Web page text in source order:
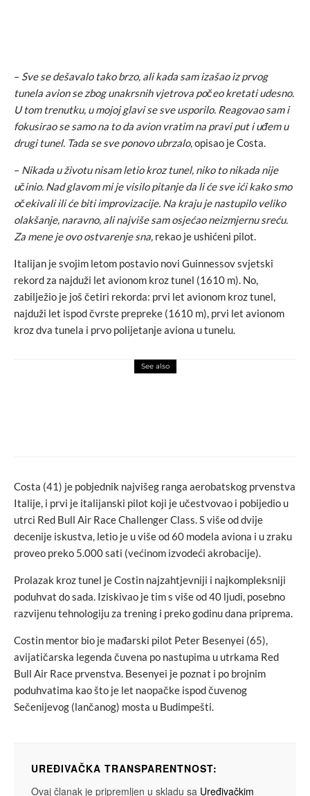
– Sve se dešavalo tako brzo, ali kada sam izašao iz prvog
tunela avion se zbog unakrsnih vjetrova počeo kretati udesno.
U tom trenutku, u mojoj glavi se sve usporilo. Reagovao sam i
fokusirao se samo na to da avion vratim na pravi put i uđem u
drugi tunel. Tada se sve ponovo ubrzalo, opisao je Costa.
– Nikada u životu nisam letio kroz tunel, niko to nikada nije
učinio. Nad glavom mi je visilo pitanje da li će sve ići kako smo
očekivali ili će biti improvizacije. Na kraju je nastupilo veliko
olakšanje, naravno, ali najviše sam osjećao neizmjernu sreću.
Za mene je ovo ostvarenje sna, rekao je ushićeni pilot.
Italijan je svojim letom postavio novi Guinnessov svjetski
rekord za najduži let avionom kroz tunel (1610 m). No,
zabilježio je još četiri rekorda: prvi let avionom kroz tunel,
najduži let ispod čvrste prepreke (1610 m), prvi let avionom
kroz dva tunela i prvo polijetanje aviona u tunelu.
See also
Costa (41) je pobjednik najvišeg ranga aerobatskog prvenstva
Italije, i prvi je italijanski pilot koji je učestvovao i pobijedio u
utrci Red Bull Air Race Challenger Class. S više od dvije
decenije iskustva, letio je u više od 60 modela aviona i u zraku
proveo preko 5.000 sati (većinom izvodeći akrobacije).
Prolazak kroz tunel je Costin najzahtjevniji i najkompleksniji
poduhvat do sada. Iziskivao je tim s više od 40 ljudi, posebno
razvijenu tehnologiju za trening i preko godinu dana priprema.
Costin mentor bio je mađarski pilot Peter Besenyei (65),
avijatičarska legenda čuvena po nastupima u utrkama Red
Bull Air Race prvenstva. Besenyei je poznat i po brojnim
poduhvatima kao što je let naopačke ispod čuvenog
Sečenijevog (lančanog) mosta u Budimpešti.
UREĐIVAČKA TRANSPARENTNOST:
Ovaj članak je pripremljen u skladu sa Uređivačkim